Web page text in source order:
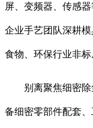
屏、变频器、传感
企业手艺团队深耕
食物、环保行业非标
别离聚焦细密除
备细密零部件配套